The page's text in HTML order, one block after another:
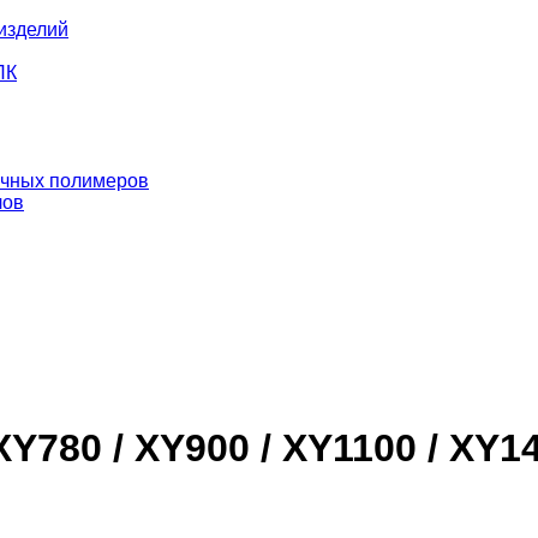
полимеров
/ XY900 / XY1100 /